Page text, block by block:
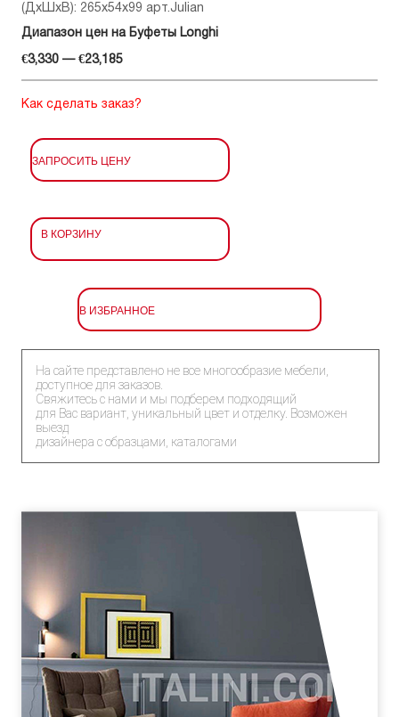
(ДхШхВ): 265x54x99 арт.Julian
Диапазон цен на Буфеты Longhi
€3,330 — €23,185
Как сделать заказ?
ЗАПРОСИТЬ ЦЕНУ
В КОРЗИНУ
В ИЗБРАННОЕ
На сайте представлено не все многообразие мебели,
доступное для заказов.
Свяжитесь с нами и мы подберем подходящий
для Вас вариант, уникальный цвет и отделку. Возможен
выезд
дизайнера с образцами, каталогами